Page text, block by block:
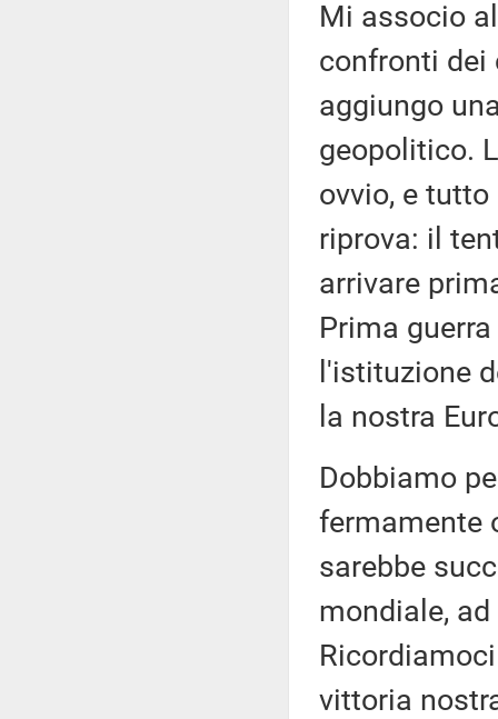
Mi associo
confronti dei
aggiungo
geopolitico.
ovvio, e
riprova: il
arrivare
Prima
l'istituzione
la nostra
Dobbiamo
fermamente
sarebbe
mondiale,
vittoria